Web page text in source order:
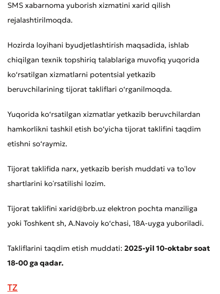
SMS xabarnoma yuborish xizmatini xarid qilish
rejalashtirilmoqda.
Hozirda loyihani byudjetlashtirish maqsadida, ishlab
chiqilgan texnik topshiriq talablariga muvofiq yuqorida
ko‘rsatilgan xizmatlarni potentsial yetkazib
beruvchilarining tijorat takliflari o‘rganilmoqda.
Yuqorida ko‘rsatilgan xizmatlar yetkazib beruvchilardan
hamkorlikni tashkil etish bo‘yicha tijorat taklifini taqdim
etishni so‘raymiz.
Tijorat taklifida narx, yetkazib berish muddati va toʻlov
shartlarini koʻrsatilishi lozim.
Tijorat taklifini xarid@brb.uz elektron pochta manziliga
yoki Toshkent sh, A.Navoiy ko‘chasi, 18A-uyga yuboriladi.
Takliflarini taqdim etish muddati: 2025-yil 10-oktabr soat
18-00 ga qadar.
TZ